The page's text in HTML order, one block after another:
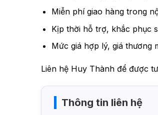
Miễn phí giao hàng trong
Kịp thời hỗ trợ, khắc phục
Mức giá hợp lý, giá thương
Liên hệ Huy Thành để được
Thông tin liên hệ